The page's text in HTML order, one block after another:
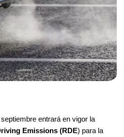
entrará en vigor la
Emissions (RDE) para la